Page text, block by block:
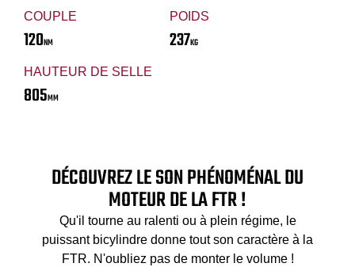
COUPLE
120NM
POIDS
237KG
HAUTEUR DE SELLE
805MM
DÉCOUVREZ LE SON PHÉNOMÉNAL DU
MOTEUR DE LA FTR !
Qu'il tourne au ralenti ou à plein régime, le
puissant bicylindre donne tout son caractère à la
FTR. N'oubliez pas de monter le volume !